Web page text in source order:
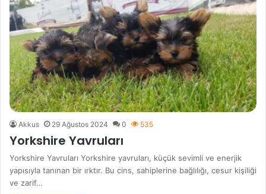
Akkus 29 Ağustos 2024 0 535
Yorkshire Yavruları
Yorkshire Yavruları Yorkshire yavruları, küçük sevimli ve enerjik
yapısıyla tanınan bir ırktır. Bu cins, sahiplerine bağlılığı, cesur kişiliği
ve zarif…